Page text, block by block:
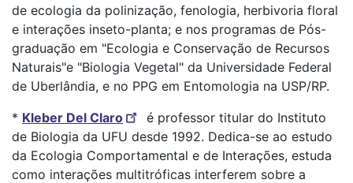
de ecologia da polinização, fenologia, herbivoria floral
e interações inseto-planta; e nos programas de Pós-
graduação em "Ecologia e Conservação de Recursos
Naturais"e "Biologia Vegetal" da Universidade Federal
de Uberlândia, e no PPG em Entomologia na USP/RP.
* Kleber Del Claro
é professor titular do Instituto
de Biologia da UFU desde 1992. Dedica-se ao estudo
da Ecologia Comportamental e de Interações, estuda
como interações multitróficas interferem sobre a